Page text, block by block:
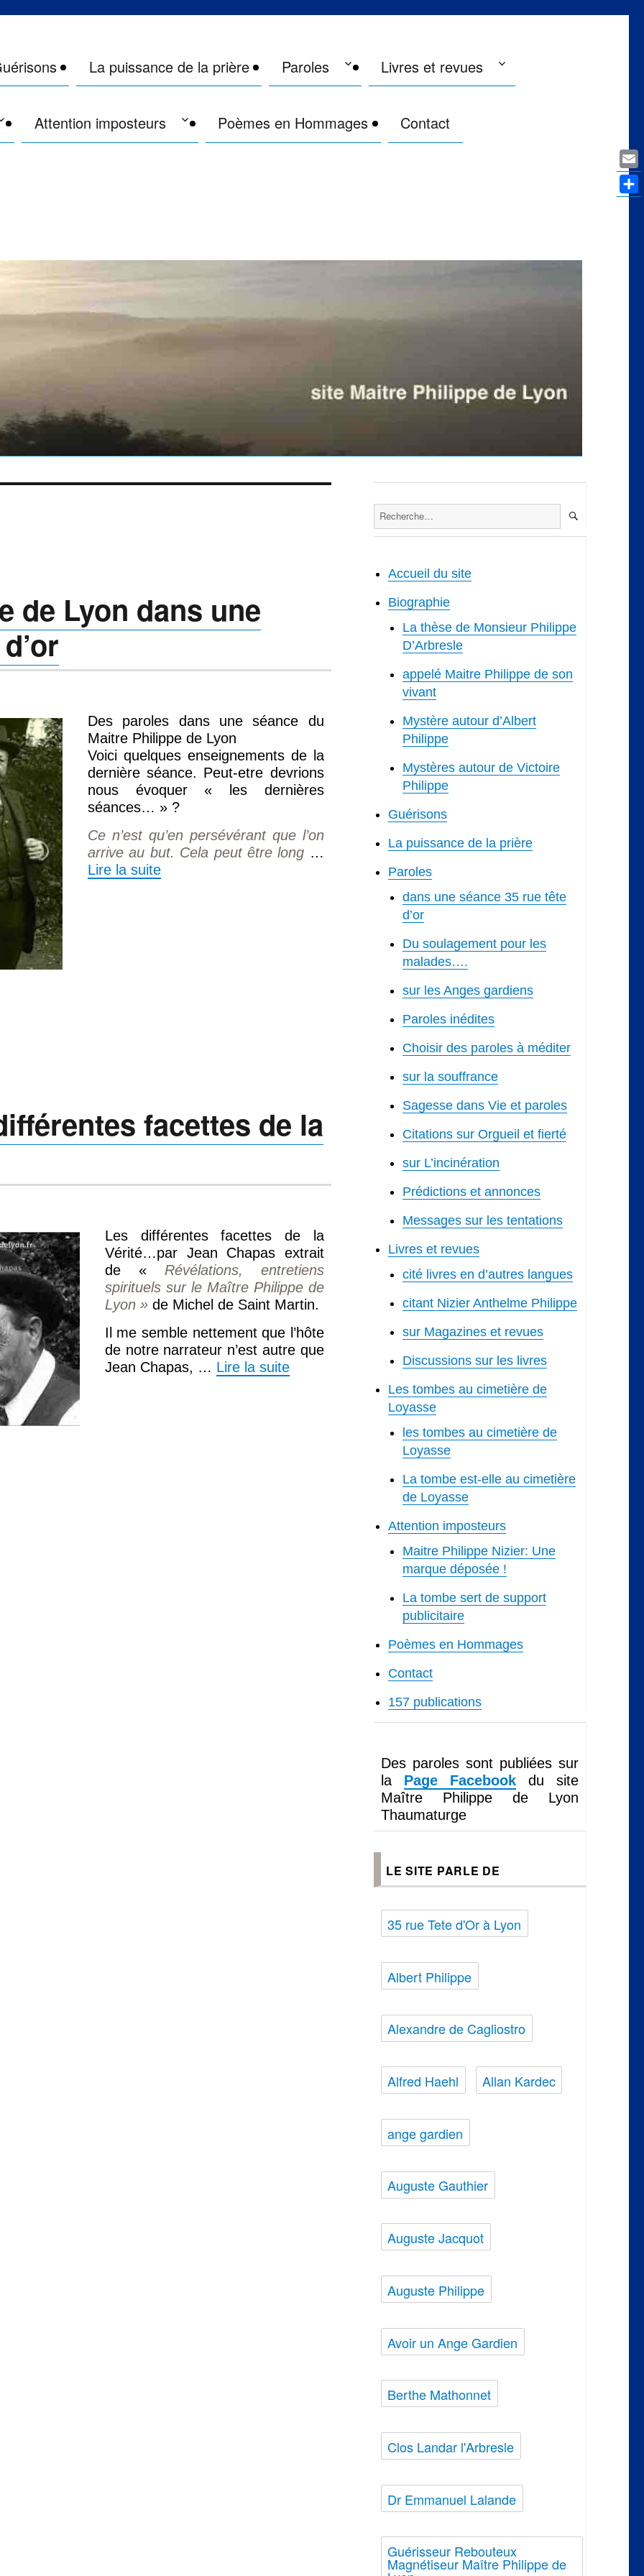
La puissance de la prière Paroles Livres et revues
Attention imposteurs Poèmes en Hommages Contact
de Lyon dans une
Des paroles dans une séance du
Maitre Philippe de Lyon
Voici quelques enseignements de la
dernière séance. Peut-etre devrions
nous évoquer « les dernières
séances… » ?
Ce n’est qu’en persévérant que l’on
arrive au but. Cela peut être long …
Lire la suite
facettes de la
Les différentes facettes de la
Vérité…par Jean Chapas extrait
de « Révélations, entretiens
spirituels sur le Maître Philippe de
Lyon »de Michel de Saint Martin.
Il me semble nettement que l’hôte
de notre narrateur n’est autre que
Jean Chapas, … Lire la suite
Recherche
pour :
Accueil du site
Biographie
La thèse de Monsieur Philippe
D’Arbresle
appelé Maitre Philippe de son
vivant
Mystère autour d’Albert
Philippe
Mystères autour de Victoire
Philippe
Guérisons
La puissance de la prière
Paroles
dans une séance 35 rue tête
d’or
Du soulagement pour les
malades….
sur les Anges gardiens
Paroles inédites
Choisir des paroles à méditer
sur la souffrance
Sagesse dans Vie et paroles
Citations sur Orgueil et fierté
sur L’incinération
Prédictions et annonces
Messages sur les tentations
Livres et revues
cité livres en d’autres langues
citant Nizier Anthelme Philippe
sur Magazines et revues
Discussions sur les livres
Les tombes au cimetière de
Loyasse
les tombes au cimetière de
Loyasse
La tombe est-elle au cimetière
de Loyasse
Attention imposteurs
Maitre Philippe Nizier: Une
marque déposée !
La tombe sert de support
publicitaire
Poèmes en Hommages
Contact
157 publications
Des paroles sont publiées sur
la Page Facebookdu site
Maître Philippe de Lyon
Thaumaturge
LE SITE PARLE DE
35 rue Tete d'Or à Lyon
Albert Philippe
Alexandre de Cagliostro
Alfred Haehl Allan Kardec
ange gardien
Auguste Gauthier
Auguste Jacquot
Auguste Philippe
Avoir un Ange Gardien
Berthe Mathonnet
Clos Landar l'Arbresle
Dr Emmanuel Lalande
Guérisseur Rebouteux
Magnétiseur Maître Philippe de